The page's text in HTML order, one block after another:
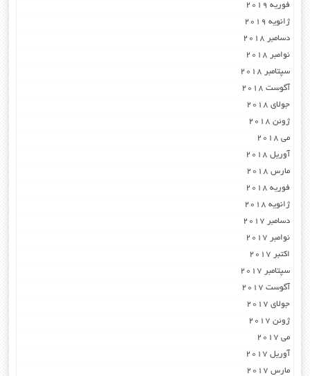
فوریه 2019
ژانویه 2019
دسامبر 2018
نوامبر 2018
سپتامبر 2018
آگوست 2018
جولای 2018
ژوئن 2018
می 2018
آوریل 2018
مارس 2018
فوریه 2018
ژانویه 2018
دسامبر 2017
نوامبر 2017
اکتبر 2017
سپتامبر 2017
آگوست 2017
جولای 2017
ژوئن 2017
می 2017
آوریل 2017
مارس 2017